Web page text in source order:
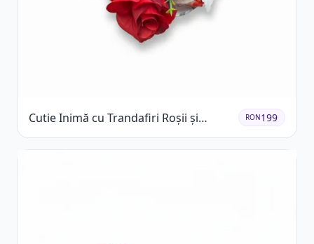
Cutie Inimă cu Trandafiri Roșii și
Raffaello
RON199